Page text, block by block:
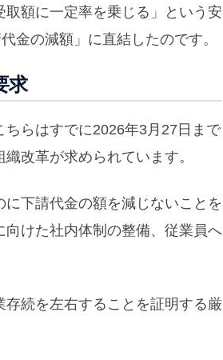
額に一定率を乗じる」という安
金の減額」に直結したのです。
求
らはすでに2026年3月27日まで
改革が求められています。
下請代金の額を減じないことを
向けた社内体制の整備、従業員へ
続を左右することを証明する厳